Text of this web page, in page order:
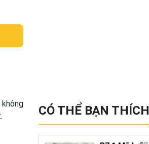
CÓ THỂ BẠN THÍCH